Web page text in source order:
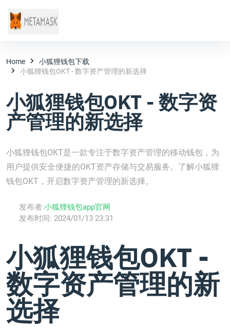
Home
小狐狸钱包下载
小狐狸钱包OKT - 数字资产管理的新选择
小狐狸钱包OKT - 数字资
产管理的新选择
小狐狸钱包OKT是一款专注于数字资产管理的移动钱包，为
用户提供安全便捷的OKT资产存储与交易服务。了解小狐狸
钱包OKT，开启数字资产管理的新选择。
发布者:小狐狸钱包app官网
发布时间: 2024/01/13 23:31
小狐狸钱包OKT -
数字资产管理的新
选择